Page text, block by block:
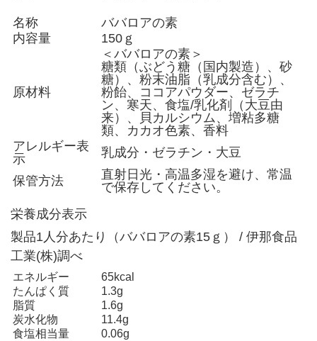
名称
ババロアの素
内容量
150ｇ
原材料
＜ババロアの素＞
糖類（ぶどう糖（国内製造）、砂
糖）、粉末油脂（乳成分含む）、
粉飴、ココアパウダー、ゼラチ
ン、寒天、食塩/乳化剤（大豆由
来）、貝カルシウム、増粘多糖
類、カカオ色素、香料
アレルギー表
示
乳成分・ゼラチン・大豆
保管方法
直射日光・高温多湿を避け、常温
で保存してください。
栄養成分表示
製品1人分あたり（ババロアの素15ｇ） / 伊那食品
工業(株)調べ
エネルギー
65kcal
たんぱく質
1.3g
脂質
1.6g
炭水化物
11.4g
食塩相当量
0.06g